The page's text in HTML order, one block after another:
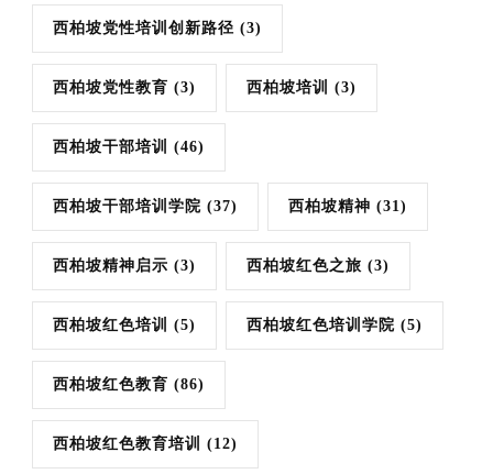
西柏坡党性培训创新路径 (3)
西柏坡党性教育 (3) 西柏坡培训 (3)
西柏坡干部培训 (46)
西柏坡干部培训学院 (37) 西柏坡精神 (31)
西柏坡精神启示 (3) 西柏坡红色之旅 (3)
西柏坡红色培训 (5) 西柏坡红色培训学院 (5)
西柏坡红色教育 (86)
西柏坡红色教育培训 (12)